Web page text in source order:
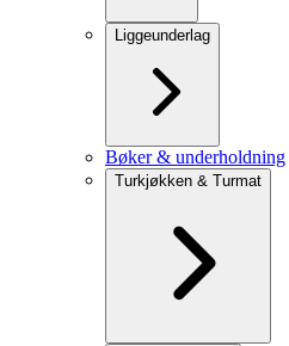
Liggeunderlag
Bøker & underholdning
Turkjøkken & Turmat